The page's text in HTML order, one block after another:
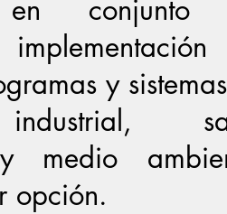
en conjunto
y
medio
opción.